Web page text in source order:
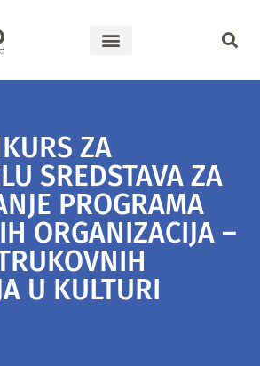
ZA
SREDSTAVA ZA
PROGRAMA
ORGANIZACIJA –
U KULTURI